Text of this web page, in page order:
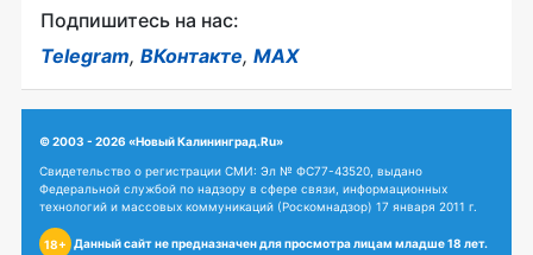
Подпишитесь на нас:
Telegram, ВКонтакте, MAX
© 2003 - 2026 «Новый Калининград.Ru»
Свидетельство о регистрации СМИ: Эл № ФС77-43520, выдано
Федеральной службой по надзору в сфере связи, информационных
технологий и массовых коммуникаций (Роскомнадзор) 17 января 2011 г.
18+ Данный сайт не предназначен для просмотра лицам младше 18 лет.